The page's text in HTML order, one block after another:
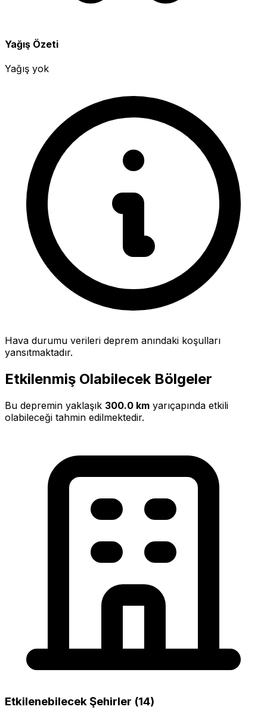
Yağış Özeti
Yağış yok
Hava durumu verileri deprem anındaki koşulları
yansıtmaktadır.
Etkilenmiş Olabilecek Bölgeler
Bu depremin yaklaşık 300.0 km yarıçapında etkili
olabileceği tahmin edilmektedir.
Etkilenebilecek Şehirler (14)